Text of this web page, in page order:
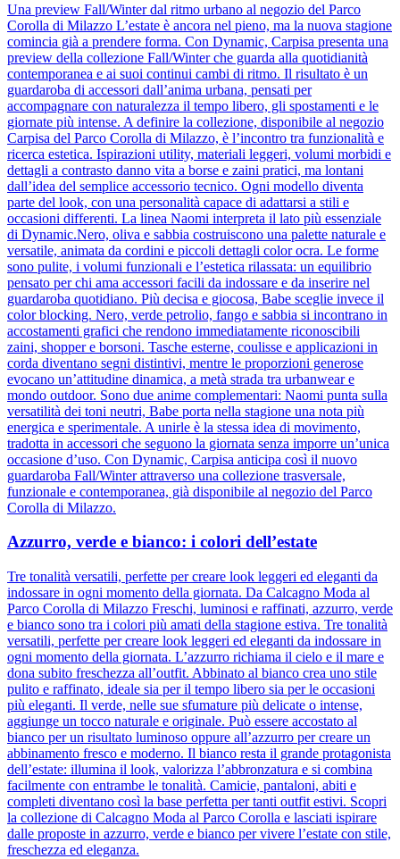
Una preview Fall/Winter dal ritmo urbano al negozio del Parco
Corolla di Milazzo L’estate è ancora nel pieno, ma la nuova stagione
comincia già a prendere forma. Con Dynamic, Carpisa presenta una
preview della collezione Fall/Winter che guarda alla quotidianità
contemporanea e ai suoi continui cambi di ritmo. Il risultato è un
guardaroba di accessori dall’anima urbana, pensati per
accompagnare con naturalezza il tempo libero, gli spostamenti e le
giornate più intense. A definire la collezione, disponibile al negozio
Carpisa del Parco Corolla di Milazzo, è l’incontro tra funzionalità e
ricerca estetica. Ispirazioni utility, materiali leggeri, volumi morbidi e
dettagli a contrasto danno vita a borse e zaini pratici, ma lontani
dall’idea del semplice accessorio tecnico. Ogni modello diventa
parte del look, con una personalità capace di adattarsi a stili e
occasioni differenti. La linea Naomi interpreta il lato più essenziale
di Dynamic.Nero, oliva e sabbia costruiscono una palette naturale e
versatile, animata da cordini e piccoli dettagli color ocra. Le forme
sono pulite, i volumi funzionali e l’estetica rilassata: un equilibrio
pensato per chi ama accessori facili da indossare e da inserire nel
guardaroba quotidiano. Più decisa e giocosa, Babe sceglie invece il
color blocking. Nero, verde petrolio, fango e sabbia si incontrano in
accostamenti grafici che rendono immediatamente riconoscibili
zaini, shopper e borsoni. Tasche esterne, coulisse e applicazioni in
corda diventano segni distintivi, mentre le proporzioni generose
evocano un’attitudine dinamica, a metà strada tra urbanwear e
mondo outdoor. Sono due anime complementari: Naomi punta sulla
versatilità dei toni neutri, Babe porta nella stagione una nota più
energica e sperimentale. A unirle è la stessa idea di movimento,
tradotta in accessori che seguono la giornata senza imporre un’unica
occasione d’uso. Con Dynamic, Carpisa anticipa così il nuovo
guardaroba Fall/Winter attraverso una collezione trasversale,
funzionale e contemporanea, già disponibile al negozio del Parco
Corolla di Milazzo.
Azzurro, verde e bianco: i colori dell’estate
Tre tonalità versatili, perfette per creare look leggeri ed eleganti da
indossare in ogni momento della giornata. Da Calcagno Moda al
Parco Corolla di Milazzo Freschi, luminosi e raffinati, azzurro, verde
e bianco sono tra i colori più amati della stagione estiva. Tre tonalità
versatili, perfette per creare look leggeri ed eleganti da indossare in
ogni momento della giornata. L’azzurro richiama il cielo e il mare e
dona subito freschezza all’outfit. Abbinato al bianco crea uno stile
pulito e raffinato, ideale sia per il tempo libero sia per le occasioni
più eleganti. Il verde, nelle sue sfumature più delicate o intense,
aggiunge un tocco naturale e originale. Può essere accostato al
bianco per un risultato luminoso oppure all’azzurro per creare un
abbinamento fresco e moderno. Il bianco resta il grande protagonista
dell’estate: illumina il look, valorizza l’abbronzatura e si combina
facilmente con entrambe le tonalità. Camicie, pantaloni, abiti e
completi diventano così la base perfetta per tanti outfit estivi. Scopri
la collezione di Calcagno Moda al Parco Corolla e lasciati ispirare
dalle proposte in azzurro, verde e bianco per vivere l’estate con stile,
freschezza ed eleganza.